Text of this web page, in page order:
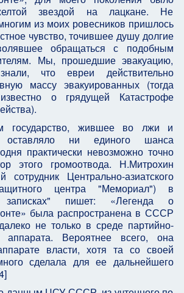
звездой на лацкане. Не
из моих ровесников пришлось
чувство, точившее душу долгие
обращаться с подобным
Мы, прошедшие эвакуацию,
что евреи действительно
массу эвакуированных (тогда
о грядущей Катастрофе
государство, жившее во лжи и
оставляло ни единого шанса
практически невозможно точно
этого громоотвода. Н.Митрохин
сотрудник Центрально-азиатского
центра "Мемориал") в
записках" пишет: «Легенда о
была распространена в СССР
не только в среде партийно-
аппарата. Вероятнее всего, она
власти, хотя та со своей
сделала для ее дальнейшего